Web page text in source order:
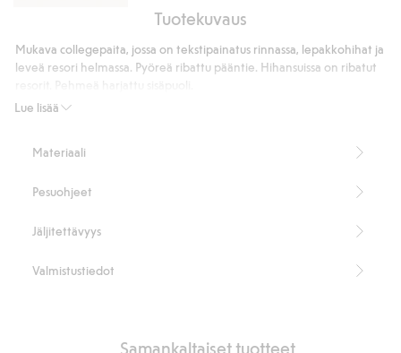
low
Tuotekuvaus
Lue lisää
Mukava collegepaita, jossa on tekstipainatus rinnassa, lepakkohihat ja
leveä resori helmassa. Pyöreä ribattu pääntie. Hihansuissa on ribatut
Tuotenumero
Materiaali
Pesuohjeet
Jäljitettävyys
Valmistustiedot
Samankaltaiset tuotteet